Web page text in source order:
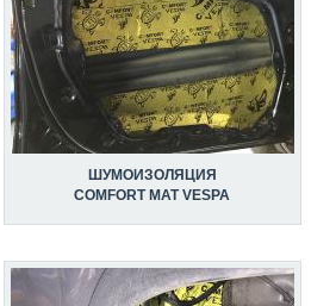
ШУМОИЗОЛЯЦИЯ
COMFORT MAT VESPA